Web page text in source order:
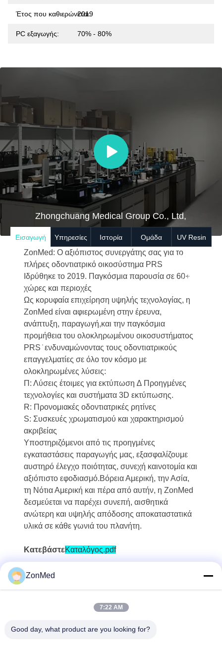
Έτος που καθιερώνεται:
2019
PC εξαγωγής: 70% - 80%
Zhongchuang Medical Group Co., Ltd,
Εισαγωγή Υπηρεσίες Ιστορία Ομάδα UV Resin
Products
(PDF)
ZonMed: Ο αξιόπιστος συνεργάτης σας για το
πλήρες οδοντιατρικό οικοσύστημα PRS
Ιδρύθηκε το 2019. Παγκόσμια παρουσία σε 60+
χώρες και περιοχές
Ως κορυφαία επιχείρηση υψηλής τεχνολογίας, η
ZonMed είναι αφιερωμένη στην έρευνα,
ανάπτυξη, παραγωγή,και την παγκόσμια
προμήθεια του ολοκληρωμένου οικοσυστήματος
PRS ̇ ενδυναμώνοντας τους οδοντιατρικούς
επαγγελματίες σε όλο τον κόσμο με
ολοκληρωμένες λύσεις:
Π: Λύσεις έτοιμες για εκτύπωση ∆ Προηγμένες
τεχνολογίες και συστήματα 3D εκτύπωσης.
R: Προνομιακές οδοντιατρικές ρητίνες
S: Συσκευές χρωματισμού και χαρακτηρισμού
ακριβείας
Υποστηριζόμενοι από τις προηγμένες
εγκαταστάσεις παραγωγής μας, εξασφαλίζουμε
αυστηρό έλεγχο ποιότητας, συνεχή καινοτομία και
αξιόπιστο εφοδιασμό.Βόρεια Αμερική, την Ασία,
τη Νότια Αμερική και πέρα από αυτήν, η ZonMed
δεσμεύεται να παρέχει συνεπή, αισθητικά
ανώτερη και υψηλής απόδοσης αποκαταστατικά
υλικά σε κάθε γωνιά του πλανήτη.
ΚατεβάστεΚαταλόγος.pdf
ZonMed
7:22 AM
Good day, what product are you looking for?